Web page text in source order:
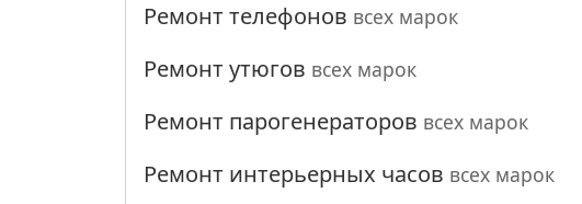
Ремонт телефонов всех марок
Ремонт утюгов всех марок
Ремонт парогенераторов всех марок
Ремонт интерьерных часов всех марок